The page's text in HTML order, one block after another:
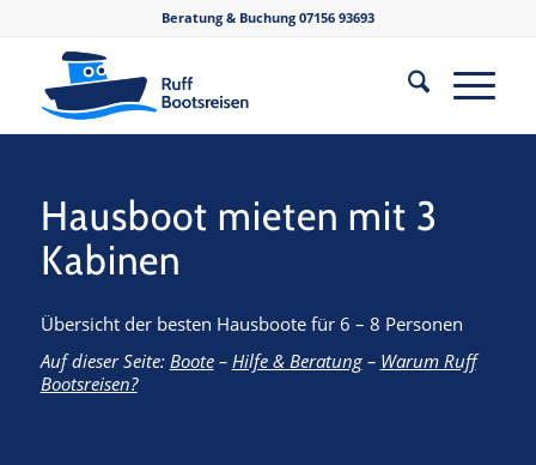
Beratung & Buchung 07156 93693
Hausboot mieten mit 3
Kabinen
Übersicht der besten Hausboote für 6 – 8 Personen
Auf dieser Seite: Boote– Hilfe & Beratung– Warum Ruff
Bootsreisen?